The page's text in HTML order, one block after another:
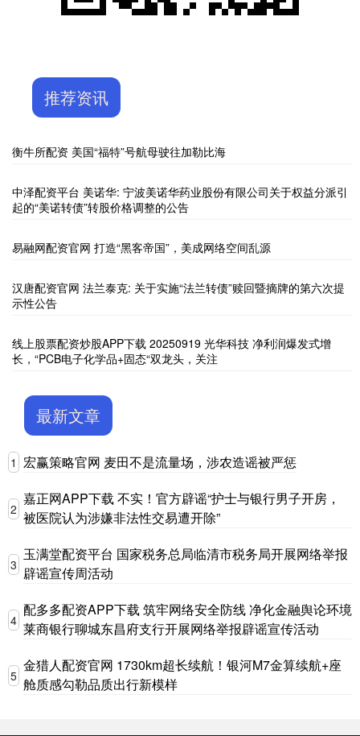
推荐资讯
衡牛所配资 美国“福特”号航母驶往加勒比海
中泽配资平台 美诺华: 宁波美诺华药业股份有限公司关于权益分派引
起的“美诺转债”转股价格调整的公告
易融网配资官网 打造“黑客帝国”，美成网络空间乱源
汉唐配资官网 法兰泰克: 关于实施“法兰转债”赎回暨摘牌的第六次提
示性公告
线上股票配资炒股APP下载 20250919 光华科技 净利润爆发式增
长，“PCB电子化学品+固态“双龙头，关注
最新文章
1 宏赢策略官网 麦田不是流量场，涉农造谣被严惩
2
嘉正网APP下载 不实！官方辟谣“护士与银行男子开房，
被医院认为涉嫌非法性交易遭开除”
3
玉满堂配资平台 国家税务总局临清市税务局开展网络举报
辟谣宣传周活动
4
配多多配资APP下载 筑牢网络安全防线 净化金融舆论环境
莱商银行聊城东昌府支行开展网络举报辟谣宣传活动
5
金猎人配资官网 1730km超长续航！银河M7金算续航+座
舱质感勾勒品质出行新模样